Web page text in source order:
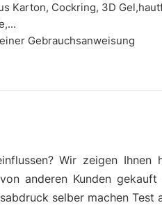
Karton, Cockring, 3D
Gebrauchsanweisung
Wir zeigen
anderen Kunden
selber machen Test